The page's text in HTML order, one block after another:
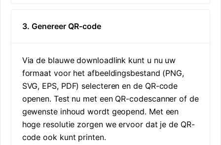
3. Genereer QR-code
Via de blauwe downloadlink kunt u nu uw
formaat voor het afbeeldingsbestand (PNG,
SVG, EPS, PDF) selecteren en de QR-code
openen. Test nu met een QR-codescanner of de
gewenste inhoud wordt geopend. Met een
hoge resolutie zorgen we ervoor dat je de QR-
code ook kunt printen.